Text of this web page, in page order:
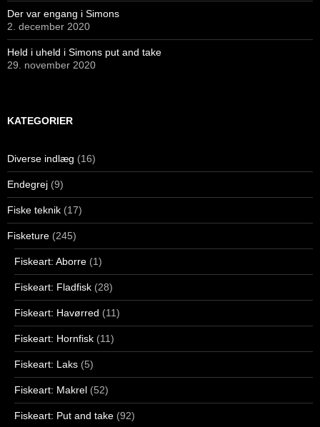
Der var engang i Simons
2. december 2020
Held i uheld i Simons put and take
29. november 2020
KATEGORIER
Diverse indlæg (16)
Endegrej (9)
Fiske teknik (17)
Fisketure (245)
Fiskeart: Aborre (1)
Fiskeart: Fladfisk (28)
Fiskeart: Havørred (11)
Fiskeart: Hornfisk (11)
Fiskeart: Laks (5)
Fiskeart: Makrel (52)
Fiskeart: Put and take (92)